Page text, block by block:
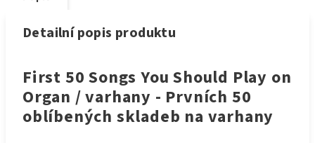
Detailní popis produktu
First 50 Songs You Should Play on
Organ / varhany - Prvních 50
oblíbených skladeb na varhany